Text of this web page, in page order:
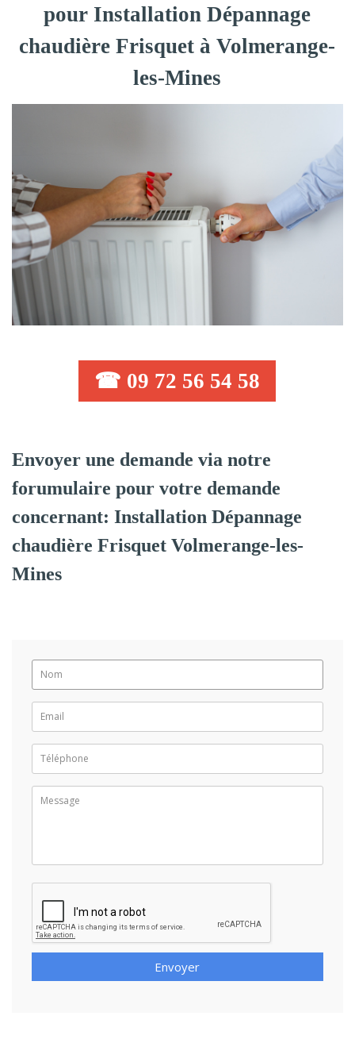
pour Installation Dépannage
chaudière Frisquet à Volmerange-
les-Mines
☎ 09 72 56 54 58
Envoyer une demande via notre
forumulaire pour votre demande
concernant: Installation Dépannage
chaudière Frisquet Volmerange-les-
Mines
Envoyer